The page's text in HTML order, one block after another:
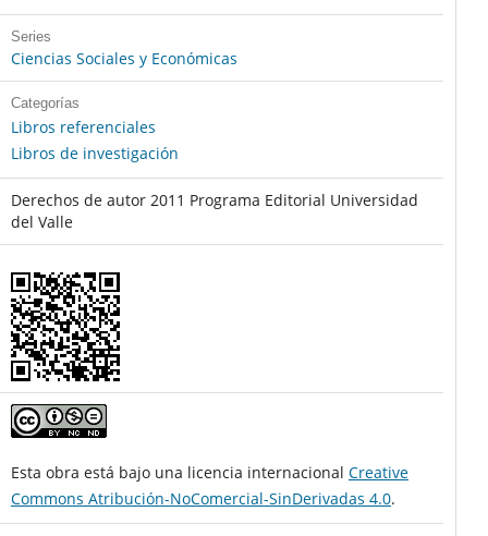
Series
Ciencias Sociales y Económicas
Categorías
Libros referenciales
Libros de investigación
Derechos de autor 2011 Programa Editorial Universidad
del Valle
Esta obra está bajo una licencia internacional Creative
Commons Atribución-NoComercial-SinDerivadas 4.0.